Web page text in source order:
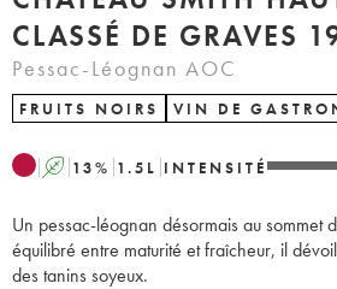
CLASSÉ DE GRAVES
Pessac-Léognan AOC
FRUITS NOIRS VIN DE
A 13% 1.5 L INTENSITÉ
Un pessac-léognan désormais au sommet
équilibré entre maturité et fraîcheur, il
des tanins soyeux.